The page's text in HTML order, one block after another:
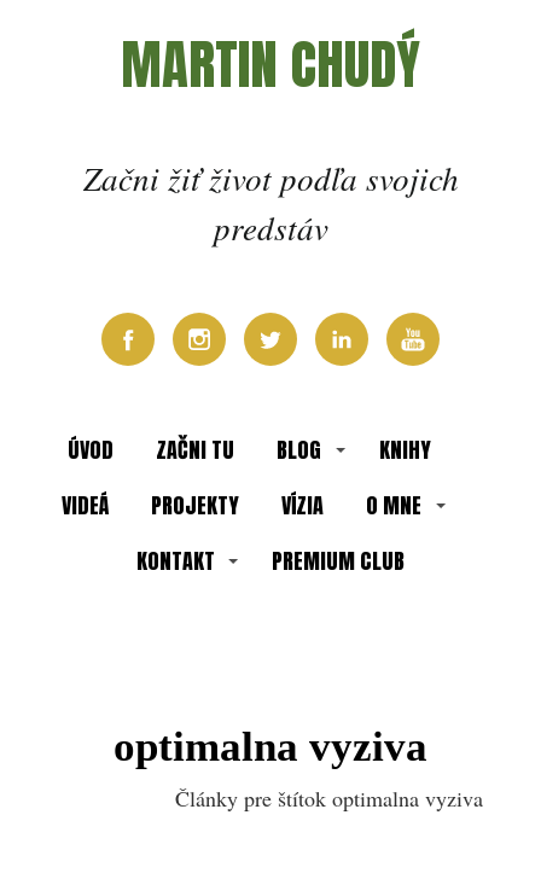
MARTIN CHUDÝ
Začni žiť život podľa svojich
predstáv
ÚVOD ZAČNI TU BLOG
KNIHY
VIDEÁ
PROJEKTY VÍZIA
O MNE
KONTAKT
PREMIUM CLUB
optimalna vyziva
Články pre štítok optimalna vyziva